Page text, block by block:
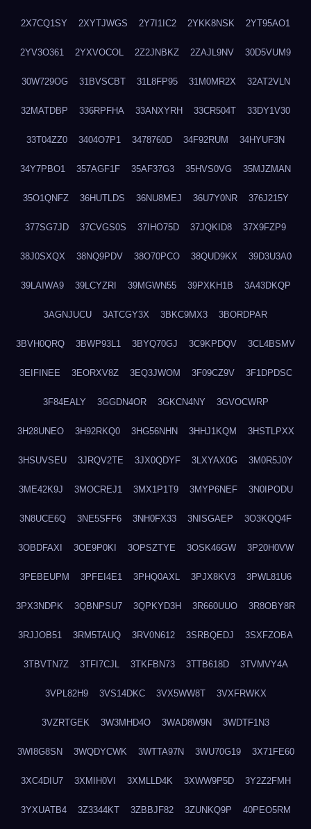
2X7CQ1SY 2XYTJWGS 2Y7I1IC2 2YKK8NSK 2YT95AO1
2YV3O361 2YXVOCOL 2Z2JNBKZ 2ZAJL9NV 30D5VUM9
30W729OG 31BVSCBT 31L8FP95 31M0MR2X 32AT2VLN
32MATDBP 336RPFHA 33ANXYRH 33CR504T 33DY1V30
33T04ZZ0 3404O7P1 3478760D 34F92RUM 34HYUF3N
34Y7PBO1 357AGF1F 35AF37G3 35HVS0VG 35MJZMAN
35O1QNFZ 36HUTLDS 36NU8MEJ 36U7Y0NR 376J215Y
377SG7JD 37CVGS0S 37IHO75D 37JQKID8 37X9FZP9
38J0SXQX 38NQ9PDV 38O70PCO 38QUD9KX 39D3U3A0
39LAIWA9 39LCYZRI 39MGWN55 39PXKH1B 3A43DKQP
3AGNJUCU 3ATCGY3X 3BKC9MX3 3BORDPAR
3BVH0QRQ 3BWP93L1 3BYQ70GJ 3C9KPDQV 3CL4BSMV
3EIFINEE 3EORXV8Z 3EQ3JWOM 3F09CZ9V 3F1DPDSC
3F84EALY 3GGDN4OR 3GKCN4NY 3GVOCWRP
3H28UNEO 3H92RKQ0 3HG56NHN 3HHJ1KQM 3HSTLPXX
3HSUVSEU 3JRQV2TE 3JX0QDYF 3LXYAX0G 3M0R5J0Y
3ME42K9J 3MOCREJ1 3MX1P1T9 3MYP6NEF 3N0IPODU
3N8UCE6Q 3NE5SFF6 3NH0FX33 3NISGAEP 3O3KQQ4F
3OBDFAXI 3OE9P0KI 3OPSZTYE 3OSK46GW 3P20H0VW
3PEBEUPM 3PFEI4E1 3PHQ0AXL 3PJX8KV3 3PWL81U6
3PX3NDPK 3QBNPSU7 3QPKYD3H 3R660UUO 3R8OBY8R
3RJJOB51 3RM5TAUQ 3RV0N612 3SRBQEDJ 3SXFZOBA
3TBVTN7Z 3TFI7CJL 3TKFBN73 3TTB618D 3TVMVY4A
3VPL82H9 3VS14DKC 3VX5WW8T 3VXFRWKX
3VZRTGEK 3W3MHD4O 3WAD8W9N 3WDTF1N3
3WI8G8SN 3WQDYCWK 3WTTA97N 3WU70G19 3X71FE60
3XC4DIU7 3XMIH0VI 3XMLLD4K 3XWW9P5D 3Y2Z2FMH
3YXUATB4 3Z3344KT 3ZBBJF82 3ZUNKQ9P 40PEO5RM